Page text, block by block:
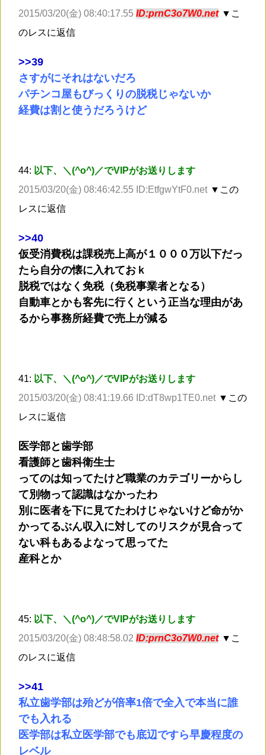
2015/03/20(金) 08:40:17.55 ID:prnC3o7W0.net ▼こ
のレスに返信
>>39
さすがにそれはないだろ
パチンコ屋もびっくりの脱税じゃないか
経費は割と使うだろうけど
44: 以下、＼(^o^)／でVIPがお送りします
2015/03/20(金) 08:46:42.55 ID:EtfgwYtF0.net ▼この
レスに返信
>>40
仮受消費税は課税売上高が１０００万以下だっ
たら自分の懐に入れておｋ
脱税ではなく免税（免税事業者となる）
自動車とかも客先に行くという正当な理由があ
るから事務所経費で売上が減る
41: 以下、＼(^o^)／でVIPがお送りします
2015/03/20(金) 08:41:19.66 ID:dT8wp1TE0.net ▼この
レスに返信
医学部と歯学部
看護師と歯科衛生士
ってのは知ってたけど職業のカテゴリーからし
て別物って認識はなかったわ
別に医者を下に見てたわけじゃないけど命がか
かってるぶん収入に対してのリスクが見合って
ない科もあるよなって思ってた
産科とか
45: 以下、＼(^o^)／でVIPがお送りします
2015/03/20(金) 08:48:58.02 ID:prnC3o7W0.net ▼こ
のレスに返信
>>41
私立歯学部は殆どが倍率1倍で全入で本当に誰
でも入れる
医学部は私立医学部でも底辺ですら早慶程度の
レベル